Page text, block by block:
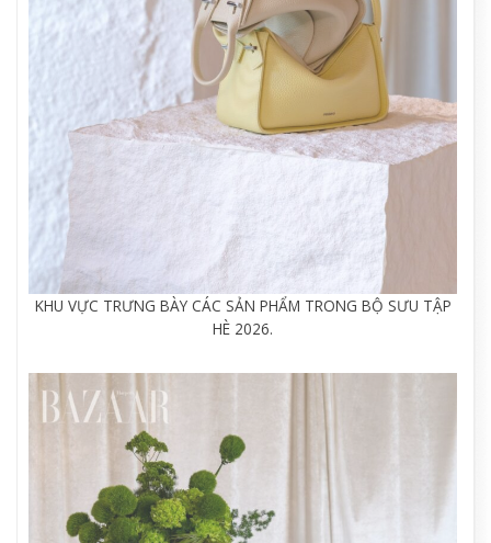
KHU VỰC TRƯNG BÀY CÁC SẢN PHẨM TRONG BỘ SƯU TẬP
HÈ 2026.